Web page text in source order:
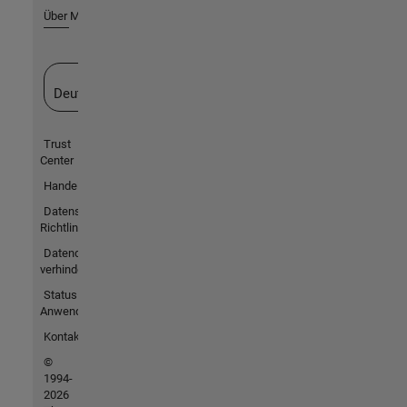
Über MathWorks
Deutschland
Trust
Center
Handelsmarken
Datenschutz-
Richtlinien
Datendiebstahl
verhindern
Status von
Anwendungen
Kontakt
©
1994-
2026